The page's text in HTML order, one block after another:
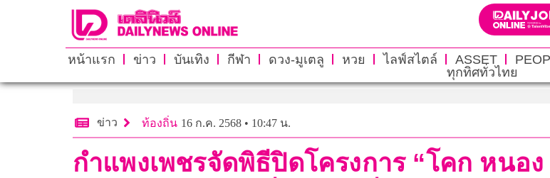
หน้าแรก ข่าว บันเทิง กีฬา ดวง-มูเตลู หวย ไลฟ์สไตล์ ASSET
ทุกทิศทั่วไทย
ข่าว ท้องถิ่น 16 ก.ค. 2568 • 10:47 น.
กำแพงเพชรจัดพิธีปิดโครงการ “โคก หนอ